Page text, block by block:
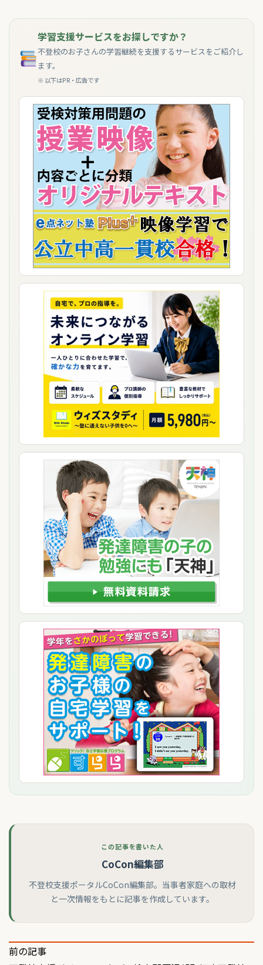
学習支援サービスをお探しですか？
不登校のお子さんの学習継続を支援するサービスをご紹介し
ます。
※ 以下はPR・広告です
この記事を書いた人
CoCon編集部
不登校支援ポータルCoCon編集部。当事者家庭への取材
と一次情報をもとに記事を作成しています。
投
前の記事